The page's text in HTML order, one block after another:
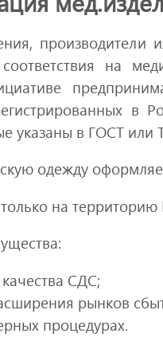
производители
на
в
указаны в ГОСТ или
одежду
на
СДС;
рынков
процедурах.